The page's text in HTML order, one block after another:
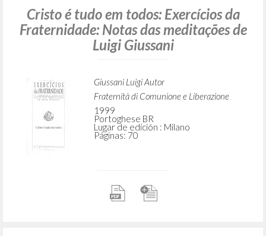
Cristo é tudo em todos: Exercícios da
Fraternidade: Notas das meditações de
Luigi Giussani
Giussani Luigi Autor
Fraternità di Comunione e Liberazione
1999
Portoghese BR
Lugar de edición : Milano
Páginas: 70